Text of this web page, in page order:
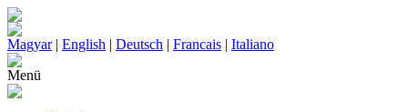
Magyar| English | Deutsch | Francais | Italiano
Menü